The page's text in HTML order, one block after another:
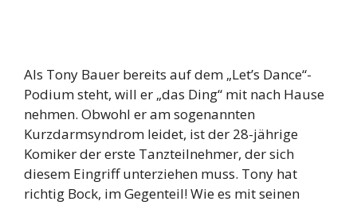
Als Tony Bauer bereits auf dem „Let’s Dance“-
Podium steht, will er „das Ding“ mit nach Hause
nehmen. Obwohl er am sogenannten
Kurzdarmsyndrom leidet, ist der 28-jährige
Komiker der erste Tanzteilnehmer, der sich
diesem Eingriff unterziehen muss. Tony hat
richtig Bock, im Gegenteil! Wie es mit seinen